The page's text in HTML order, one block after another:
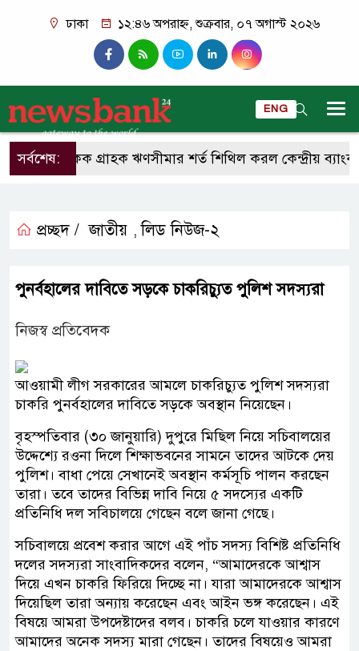
ঢাকা ১২:৪৬ অপরাহ্ন, শুক্রবার, ০৭ অগাস্ট ২০২৬
ENG
সর্বশেষ:একক গ্রাহক ঋণসীমার শর্ত শিথিল করল কেন্দ্রীয় ব্যাংক
প্রচ্ছদ / জাতীয় ,লিড নিউজ-২
পুনর্বহালের দাবিতে সড়কে চাকরিচ্যুত পুলিশ সদস্যরা
নিজস্ব প্রতিবেদক
আওয়ামী লীগ সরকারের আমলে চাকরিচ্যুত পুলিশ সদস্যরা
চাকরি পুনর্বহালের দাবিতে সড়কে অবস্থান নিয়েছেন।
বৃহস্পতিবার (৩০ জানুয়ারি) দুপুরে মিছিল নিয়ে সচিবালয়ের
উদ্দেশ্যে রওনা দিলে শিক্ষাভবনের সামনে তাদের আটকে দেয়
পুলিশ। বাধা পেয়ে সেখানেই অবস্থান কর্মসূচি পালন করছেন
তারা। তবে তাদের বিভিন্ন দাবি নিয়ে ৫ সদস্যের একটি
প্রতিনিধি দল সবিচালয়ে গেছেন বলে জানা গেছে।
সচিবালয়ে প্রবেশ করার আগে এই পাঁচ সদস্য বিশিষ্ট প্রতিনিধি
দলের সদস্যরা সাংবাদিকদের বলেন, “আমাদেরকে আশ্বাস
দিয়ে এখন চাকরি ফিরিয়ে দিচ্ছে না। যারা আমাদেরকে আশ্বাস
দিয়েছিল তারা অন্যায় করেছেন এবং আইন ভঙ্গ করেছেন। এই
বিষয়ে আমরা উপদেষ্টাদের বলব। চাকরি চলে যাওয়ার কারণে
আমাদের অনেক সদস্য মারা গেছেন। তাদের বিষয়েও আমরা